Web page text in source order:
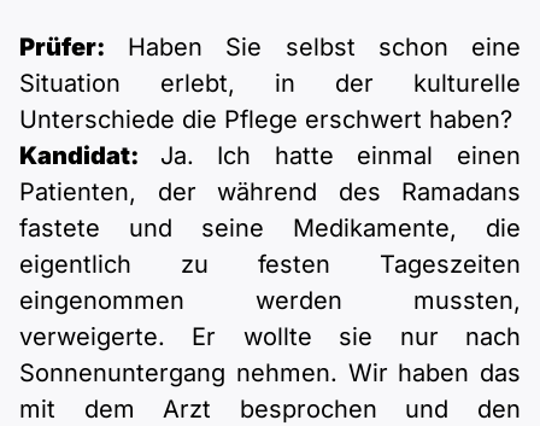
Prüfer: Haben Sie selbst schon eine
Situation erlebt, in der kulturelle
Unterschiede die Pflege erschwert haben?
Kandidat: Ja. Ich hatte einmal einen
Patienten, der während des Ramadans
fastete und seine Medikamente, die
eigentlich zu festen Tageszeiten
eingenommen werden mussten,
verweigerte. Er wollte sie nur nach
Sonnenuntergang nehmen. Wir haben das
mit dem Arzt besprochen und den